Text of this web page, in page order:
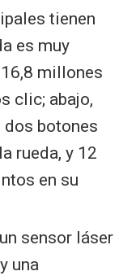
tienen
es muy
millones
clic; abajo,
dos botones
rueda, y 12
en su
sensor láser
una